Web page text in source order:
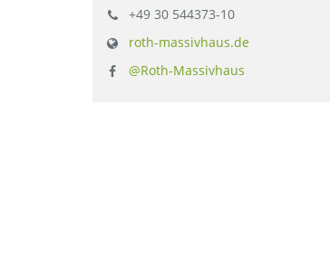
+49 30 544373-10
roth-massivhaus.de
@Roth-Massivhaus